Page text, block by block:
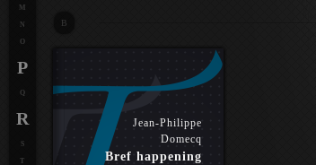
B
Jean-Philippe
Domecq
Bref happening
M
N
O
P
Q
R
S
T